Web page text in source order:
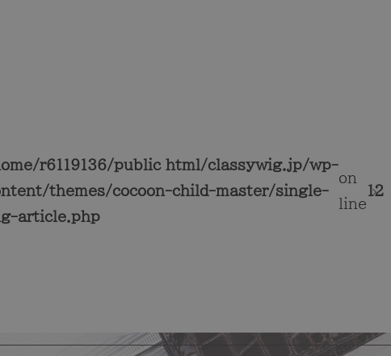
r6119136/public_html/classywig.jp/wp-
themes/cocoon-child-master/single-
article.php
on
line
12